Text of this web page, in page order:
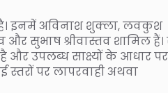
इनमें अविनाश शुक्ला, लवकुश
और सुभाष श्रीवास्तव शामिल
उपलब्ध साक्ष्यों के आधार पर
स्तरों पर लापरवाही अथवा